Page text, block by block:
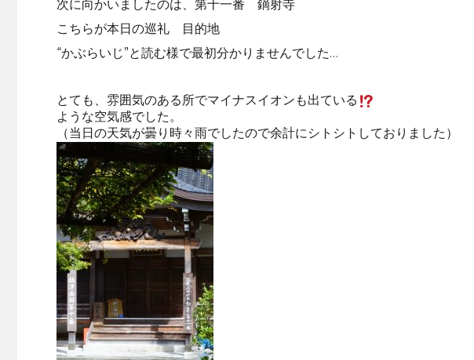
次に向かいましたのは、第十一番 鏑射寺
こちらが本日の巡礼 目的地
“かぶらいじ”と読む様で最初分かりませんでした…
とても、雰囲気のある所でマイナスイオンも出ている
ような空気感でした。
（当日の天気が曇り時々雨でしたので余計にシトシトしておりました）